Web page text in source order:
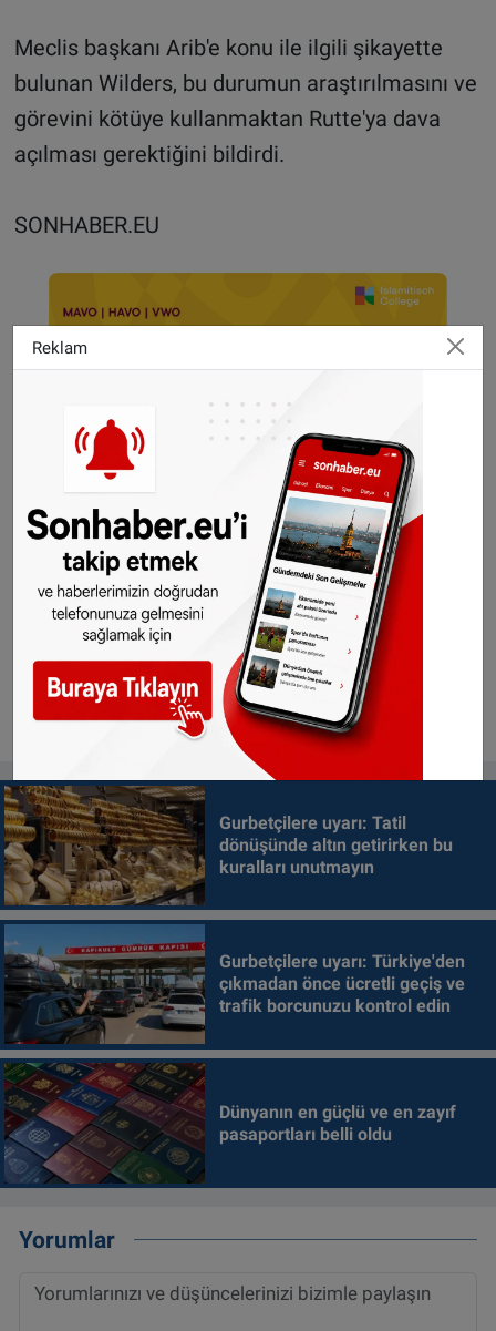
Meclis başkanı Arib'e konu ile ilgili şikayette
bulunan Wilders, bu durumun araştırılmasını ve
görevini kötüye kullanmaktan Rutte'ya dava
açılması gerektiğini bildirdi.
SONHABER.EU
Gurbetçilere uyarı: Tatil
dönüşünde altın getirirken bu
kuralları unutmayın
Gurbetçilere uyarı: Türkiye'den
çıkmadan önce ücretli geçiş ve
trafik borcunuzu kontrol edin
Dünyanın en güçlü ve en zayıf
pasaportları belli oldu
Yorumlar
Reklam